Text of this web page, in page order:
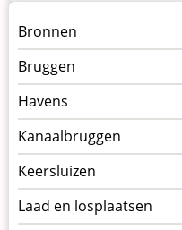
Menu
kunstwerken
op
kunstwerkpagina
Bronnen
Bruggen
Havens
Kanaalbruggen
Keersluizen
Laad en losplaatsen